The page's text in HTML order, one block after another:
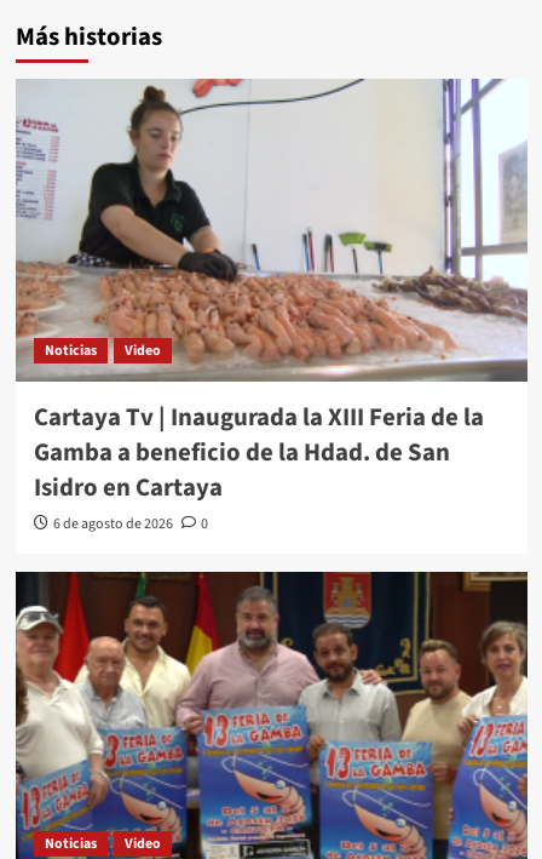
Más historias
Noticias Video
Cartaya Tv | Inaugurada la XIII Feria de la
Gamba a beneficio de la Hdad. de San
Isidro en Cartaya
6 de agosto de 2026 0
Noticias Video